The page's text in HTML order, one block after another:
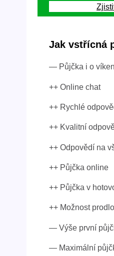
Jak vstřícná
— Půjčka i o
++ Online chat
++ Rychlé
++ Kvalitní
++ Odpovědí na
++ Půjčka online
++ Půjčka v
++ Možnost
— Výše první
— Maximální